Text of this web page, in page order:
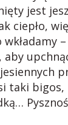
jest
ciepło,
aby
taki bigos,